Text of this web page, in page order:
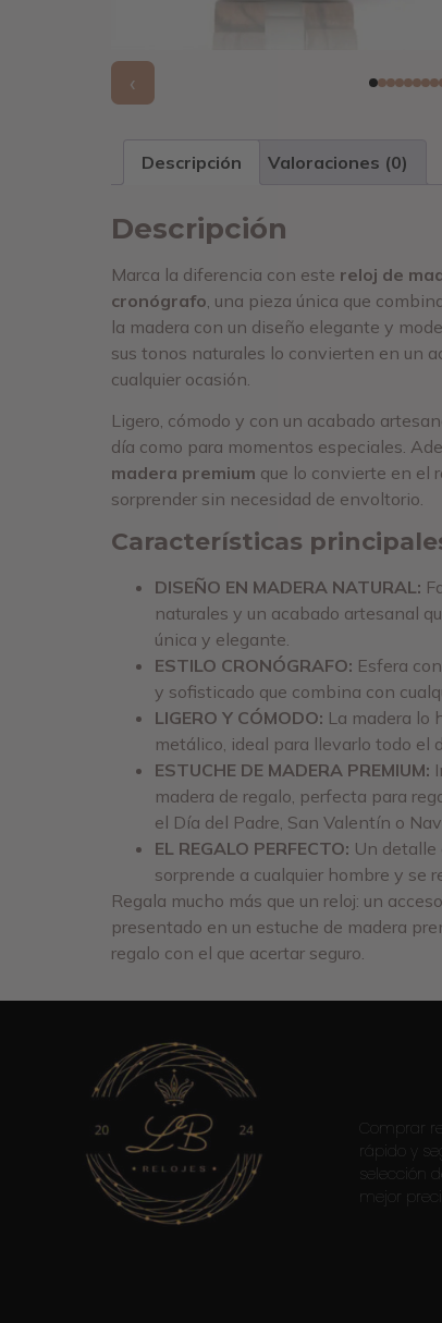
‹
Descripción Valoraciones (0)
Descripción
Marca la diferencia con este reloj de
cronógrafo , una pieza única que
la madera con un diseño elegante y
sus tonos naturales lo convierten en un
cualquier ocasión.
Ligero, cómodo y con un acabado
día como para momentos especiales.
madera premium que lo convierte en el
sorprender sin necesidad de envoltorio.
Características
DISEÑO EN MADERA NATURAL:
naturales y un acabado artesanal
única y elegante.
ESTILO CRONÓGRAFO: Esfera
y sofisticado que combina con
LIGERO Y CÓMODO: La madera lo
metálico, ideal para llevarlo todo el
ESTUCHE DE MADERA PREMIUM:
madera de regalo, perfecta para
el Día del Padre, San Valentín o
EL REGALO PERFECTO: Un detalle
sorprende a cualquier hombre y se
Regala mucho más que un reloj: un
presentado en un estuche de madera
regalo con el que acertar seguro.
Comprar
rápido y
selección
mejor precio.